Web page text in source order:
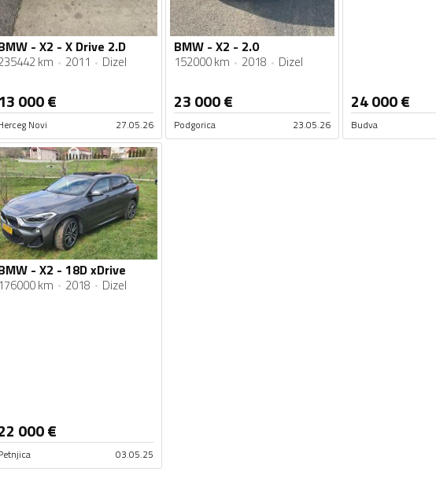
- X2 - X Drive 2.D
km 2011 Dizel
13 000€
Novi 27.05.26
BMW - X2 - 2.0
152000 km 2018 Dizel
23 000€
Podgorica 23.05.26
24 000€
Budva
- X2 - 18D xDrive
176000 km 2018 Dizel
000€
03.05.25